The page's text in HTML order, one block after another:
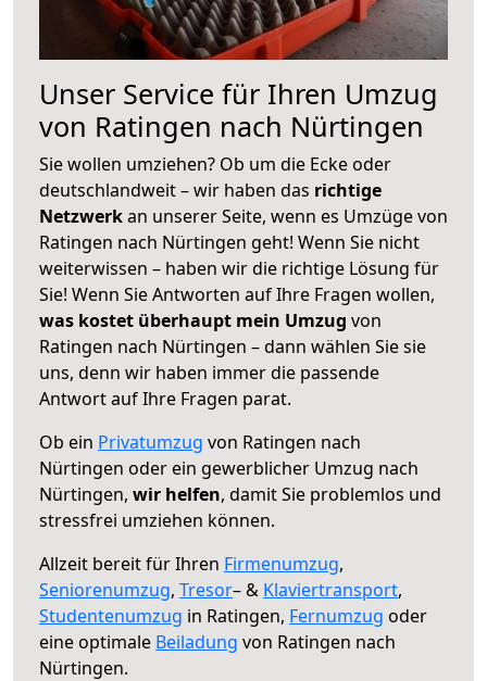
Unser Service für Ihren Umzug
von Ratingen nach Nürtingen
Sie wollen umziehen? Ob um die Ecke oder
deutschlandweit – wir haben das richtige
Netzwerkan unserer Seite, wenn es Umzüge von
Ratingen nach Nürtingen geht! Wenn Sie nicht
weiterwissen – haben wir die richtige Lösung für
Sie! Wenn Sie Antworten auf Ihre Fragen wollen,
was kostet überhaupt mein Umzug von
Ratingen nach Nürtingen – dann wählen Sie sie
uns, denn wir haben immer die passende
Antwort auf Ihre Fragen parat.
Ob ein Privatumzug von Ratingen nach
Nürtingen oder ein gewerblicher Umzug nach
Nürtingen, wir helfen, damit Sie problemlos und
stressfrei umziehen können.
Allzeit bereit für Ihren Firmenumzug,
Seniorenumzug, Tresor– & Klaviertransport,
Studentenumzug in Ratingen, Fernumzug oder
eine optimale Beiladung von Ratingen nach
Nürtingen.